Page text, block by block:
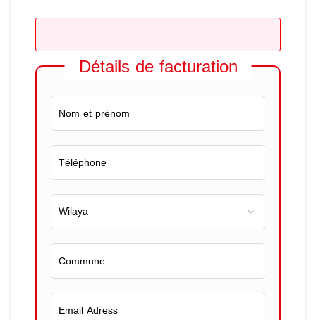
Détails de facturation